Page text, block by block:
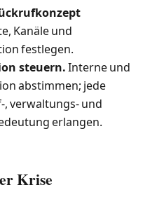
Kanäle und
festlegen.
steuern.Interne und
abstimmen; jede
, verwaltungs- und
erlangen.
Krise